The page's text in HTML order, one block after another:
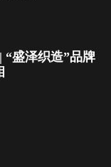
“盛泽织造”品牌